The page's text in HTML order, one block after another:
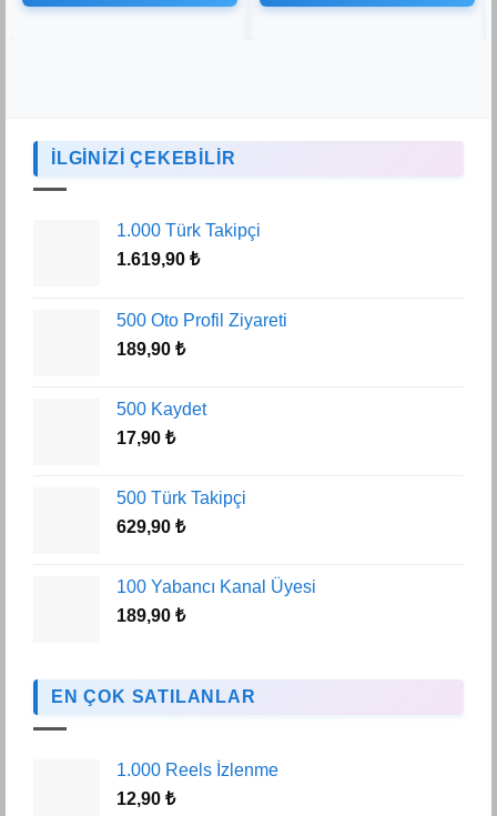
İLGİNİZİ ÇEKEBİLİR
1.000 Türk Takipçi
1.619,90 ₺
500 Oto Profil Ziyareti
189,90 ₺
500 Kaydet
17,90 ₺
500 Türk Takipçi
629,90 ₺
100 Yabancı Kanal Üyesi
189,90 ₺
EN ÇOK SATILANLAR
1.000 Reels İzlenme
12,90 ₺